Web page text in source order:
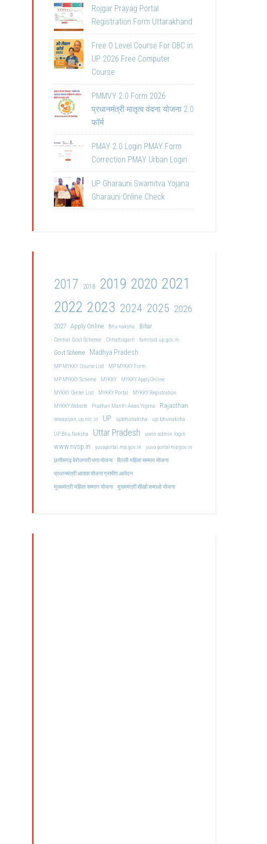
Rojgar Prayag Portal
Registration Form Uttarakhand
Free O Level Course For OBC in
UP 2026 Free Computer
Course
PMMVY 2.0 Form 2026
प्रधानमंत्री मातृत्व वंदना योजना 2.0
फॉर्म
PMAY 2.0 Login PMAY Form
Correction PMAY Urban Login
UP Gharauni Swamitva Yojana
Gharauni Online Check
2017 2018 2019 2020 2021
2022 2023 2024 2025 2026
2027 Apply Online Bhu naksha
Bihar
Central Govt Scheme
Chhattisgarh familyid.up.gov.in
Govt Scheme Madhya Pradesh
MP MYKKY Course List
MP MYKKY Form
MP MYKKY Scheme
MYKKY
MYKKY Apply Online
MYKKY Center List
MYKKY Portal
MYKKY Registration
MYKKY Website
Pradhan Mantri Awas Yojana Rajasthan
sewayojan.up.nic.in UP upbhunaksha up bhunaksha
UP Bhu Naksha Uttar Pradesh uwin admin login
www.nvsp.in yuvaportal.mp.gov.in
yuva portal mp gov.in
छत्तीसगढ़ बेरोजगारी भत्ता योजना
दिल्ली महिला सम्मान योजना
प्रधानमंत्री आवास योजना ग्रामीण आवेदन
मुख्यमंत्री महिला सम्मान योजना मुख्यमंत्री सीखो कमाओ योजना